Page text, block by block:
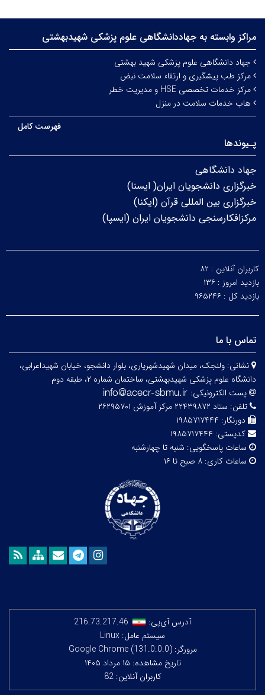
مراکز وابسته به جهاددانشگاهی علوم‌ پزشکی شهیدبهشتی
جهاد دانشگاهی علوم پزشکی شهید بهشتی
مرکز طب پیشگیری و ارتقاء سلامت نبض
مرکز خدمات تخصصی HSE و مدیریت خطر
هاب خدمات سلامت در منزل
فهرست کامل
پـیوندها
جهاد دانشگاهی
خبرگزاری دانشجویان ایران( ایسنا)
خبرگزاری بین المللی قرآن (ایکنا)
مرکزافکارسنجی دانشجویان ایران (ایسپا)
کاربران آنلاین : ۸۲
بازدید امروز : ۱۳۶
بازدید کل : ۹۶۵۲۴۶
تماس با ما
نشانی: ولنجک، میدان شهیدشهریاری، بلوار دانشجو، خیابان شهیداعرابی،
دانشگاه علوم پزشکی شهیدبهشتی، ساختمان شماره ۲، طبقه دوم
پست الکترونیکی:
تلفن: ستاد ۲۲۴۳۹۸۷۲ مرکز آموزش ۲۶۲۹۵۷۰۱
دورنگار: ۱۹۸۵۷۱۷۴۴۴
کدپستی: ۱۹۸۵۷۱۷۴۴۴
ساعات پاسخگویی: شنبه تا چهارشنبه
ساعات کاری: ۸ صبح تا ۱۶
آدرس آی‌پی:
216.73.217.46
سیستم عامل: Linux
مرورگر: Google Chrome (131.0.0.0)
تاریخ مشاهده: ۱۵ مرداد ۱۴۰۵
کاربران آنلاین: 82